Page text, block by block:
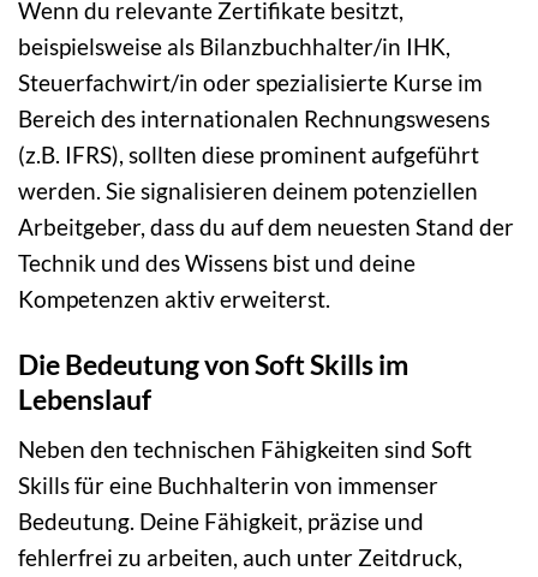
Wenn du relevante Zertifikate besitzt,
beispielsweise als Bilanzbuchhalter/in IHK,
Steuerfachwirt/in oder spezialisierte Kurse im
Bereich des internationalen Rechnungswesens
(z.B. IFRS), sollten diese prominent aufgeführt
werden. Sie signalisieren deinem potenziellen
Arbeitgeber, dass du auf dem neuesten Stand der
Technik und des Wissens bist und deine
Kompetenzen aktiv erweiterst.
Die Bedeutung von Soft Skills im
Lebenslauf
Neben den technischen Fähigkeiten sind Soft
Skills für eine Buchhalterin von immenser
Bedeutung. Deine Fähigkeit, präzise und
fehlerfrei zu arbeiten, auch unter Zeitdruck,